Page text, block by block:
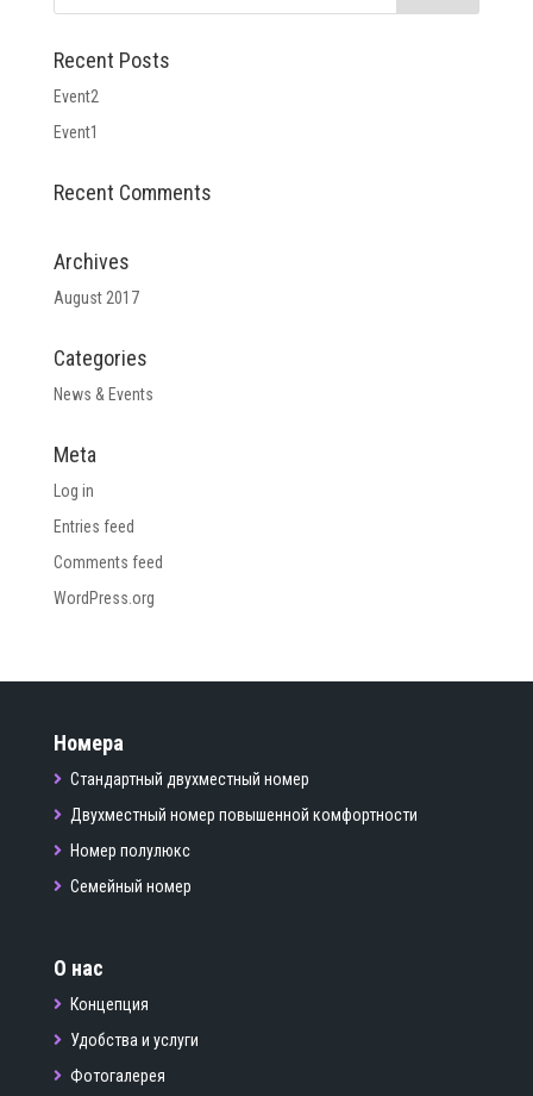
Recent Posts
Event2
Event1
Recent Comments
Archives
August 2017
Categories
News & Events
Meta
Log in
Entries feed
Comments feed
WordPress.org
Номера
Стандартный двухместный номер
Двухместный номер повышенной комфортности
Номер полулюкс
Семейный номер
О нас
Концепция
Удобства и услуги
Фотогалерея